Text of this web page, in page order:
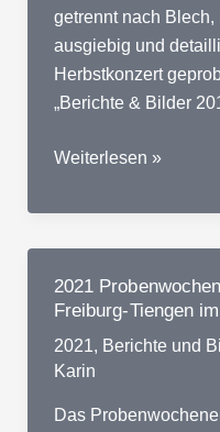
getrennt nach
ausgiebig und
Herbstkonzert
„Berichte & Bilder
2019
Musikverein
im
Weiterlesen »
2021
Freiburg-Tiengen
2021, Berichte und
Karin
Das